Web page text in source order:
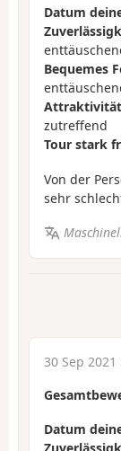
Datum
Bequemes
zutreffend
Tour stark
Von der
sehr
30 Sep
Datum